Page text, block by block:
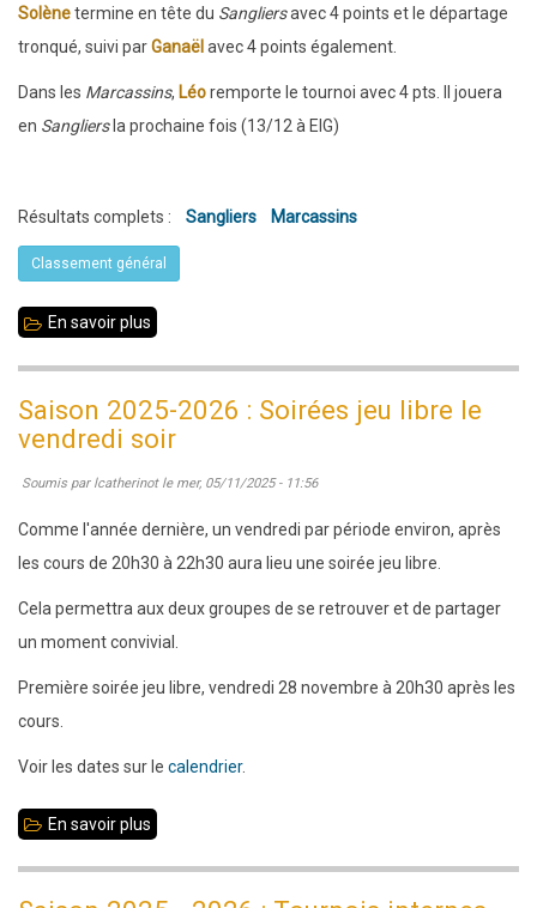
Solènetermine en tête du Sangliersavec 4 points et le départage
tronqué, suivi parGanaël avec 4 points également.
Dans les Marcassins, Léoremporte le tournoi avec 4 pts. Il jouera
en Sangliers la prochaine fois (13/12 à EIG)
Résultats complets : Sangliers Marcassins
Classement général
En savoir plus
Tournois
et
Marcassins
épisode
participants
Saison 2025-2026 : Soirées jeu libre le
vendredi soir
Soumis par lcatherinotle mer, 05/11/2025 - 11:56
Comme l'année dernière, un vendredi par période environ, après
les cours de 20h30 à 22h30 aura lieu une soirée jeu libre.
Cela permettra aux deux groupes de se retrouver et de partager
un moment convivial.
Première soirée jeu libre, vendredi 28 novembre à 20h30 après les
cours.
Voir les dates sur le calendrier.
En savoir plus